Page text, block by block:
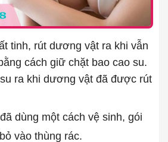
tinh, rút dương vật ra khi vẫn
cách giữ chặt bao cao su.
ra khi dương vật đã được rút
dùng một cách vệ sinh, gói
vào thùng rác.